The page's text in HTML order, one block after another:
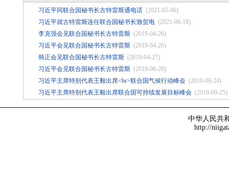
习近平同联合国秘书长古特雷斯通电话 (2021-05-06)
习近平就古特雷斯连任联合国秘书长致贺电 (2021-06-18)
李克强会见联合国秘书长古特雷斯 (2019-04-26)
习近平会见联合国秘书长古特雷斯 (2019-04-26)
韩正会见联合国秘书长古特雷斯 (2019-04-27)
习近平会见联合国秘书长古特雷斯 (2019-06-28)
习近平主席特别代表王毅出席<br>联合国气候行动峰会 (2019-09-24)
习近平主席特别代表王毅出席联合国可持续发展目标峰会 (2019-09-25)
中华人民共
http://